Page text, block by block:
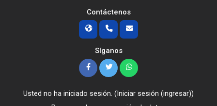
Contáctenos
Síganos
Usted no ha iniciado sesión. (Iniciar sesión (ingresar))